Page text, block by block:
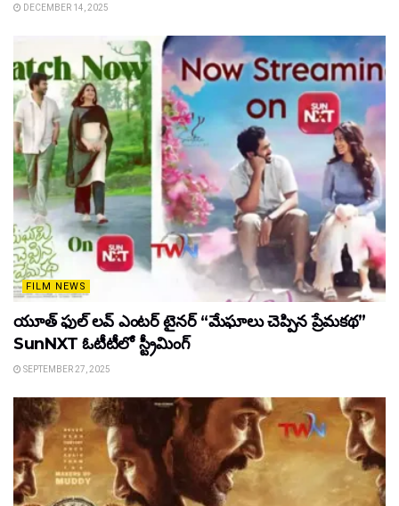
DECEMBER 14, 2025
FILM NEWS
యూత్ ఫుల్ లవ్ ఎంటర్ టైనర్ “మేఘాలు చెప్పిన ప్రేమకథ”
SunNXT ఓటీటీలో స్ట్రీమింగ్
SEPTEMBER 27, 2025